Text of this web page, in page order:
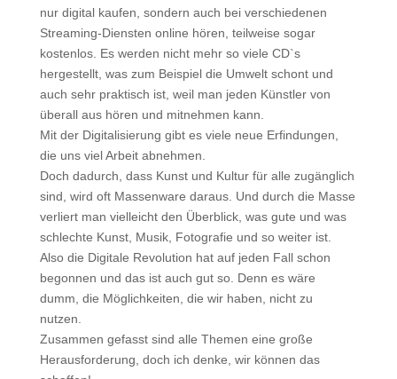
nur digital kaufen, sondern auch bei verschiedenen
Streaming-Diensten online hören, teilweise sogar
kostenlos. Es werden nicht mehr so viele CD`s
hergestellt, was zum Beispiel die Umwelt schont und
auch sehr praktisch ist, weil man jeden Künstler von
überall aus hören und mitnehmen kann.
Mit der Digitalisierung gibt es viele neue Erfindungen,
die uns viel Arbeit abnehmen.
Doch dadurch, dass Kunst und Kultur für alle zugänglich
sind, wird oft Massenware daraus. Und durch die Masse
verliert man vielleicht den Überblick, was gute und was
schlechte Kunst, Musik, Fotografie und so weiter ist.
Also die Digitale Revolution hat auf jeden Fall schon
begonnen und das ist auch gut so. Denn es wäre
dumm, die Möglichkeiten, die wir haben, nicht zu
nutzen.
Zusammen gefasst sind alle Themen eine große
Herausforderung, doch ich denke, wir können das